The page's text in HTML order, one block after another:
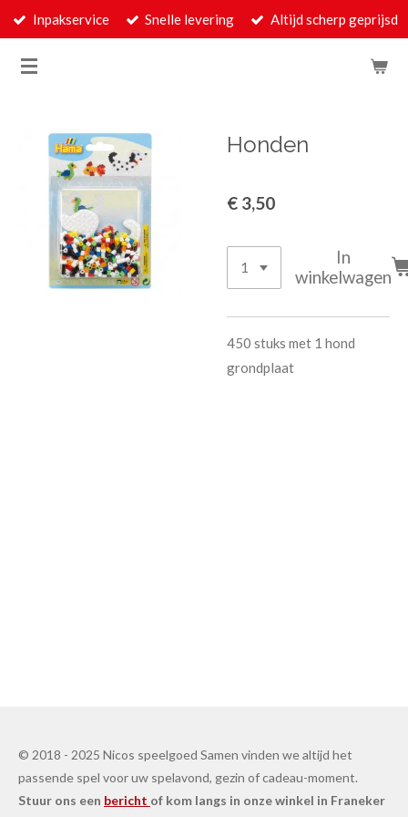
Ga
naar
Inpakservice Snelle levering Altijd scherp geprijsd
Honden
€ 3,50
In
winkelwagen
450 stuks met 1 hond
grondplaat
© 2018 - 2025 Nicos speelgoed Samen vinden we altijd het
passende spel voor uw spelavond, gezin of cadeau-moment.
Stuur ons een bericht of kom langs in onze winkel in Franeker